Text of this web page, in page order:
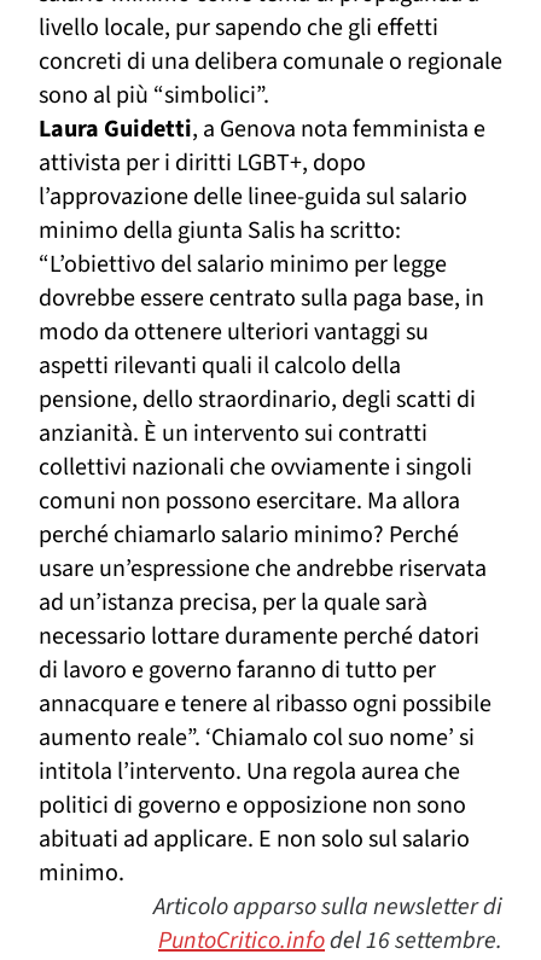
livello locale, pur sapendo che gli effetti
concreti di una delibera comunale o regionale
sono al più “simbolici”.
Laura Guidetti, a Genova nota femminista e
attivista per i diritti LGBT+, dopo
l’approvazione delle linee-guida sul salario
minimo della giunta Salis ha scritto:
“L’obiettivo del salario minimo per legge
dovrebbe essere centrato sulla paga base, in
modo da ottenere ulteriori vantaggi su
aspetti rilevanti quali il calcolo della
pensione, dello straordinario, degli scatti di
anzianità. È un intervento sui contratti
collettivi nazionali che ovviamente i singoli
comuni non possono esercitare. Ma allora
perché chiamarlo salario minimo? Perché
usare un’espressione che andrebbe riservata
ad un’istanza precisa, per la quale sarà
necessario lottare duramente perché datori
di lavoro e governo faranno di tutto per
annacquare e tenere al ribasso ogni possibile
aumento reale”. ‘Chiamalo col suo nome’ si
intitola l’intervento. Una regola aurea che
politici di governo e opposizionenon sono
abituati ad applicare. E non solo sul salario
minimo.
Articolo apparso sulla newsletter di
PuntoCritico.infodel 16 settembre.